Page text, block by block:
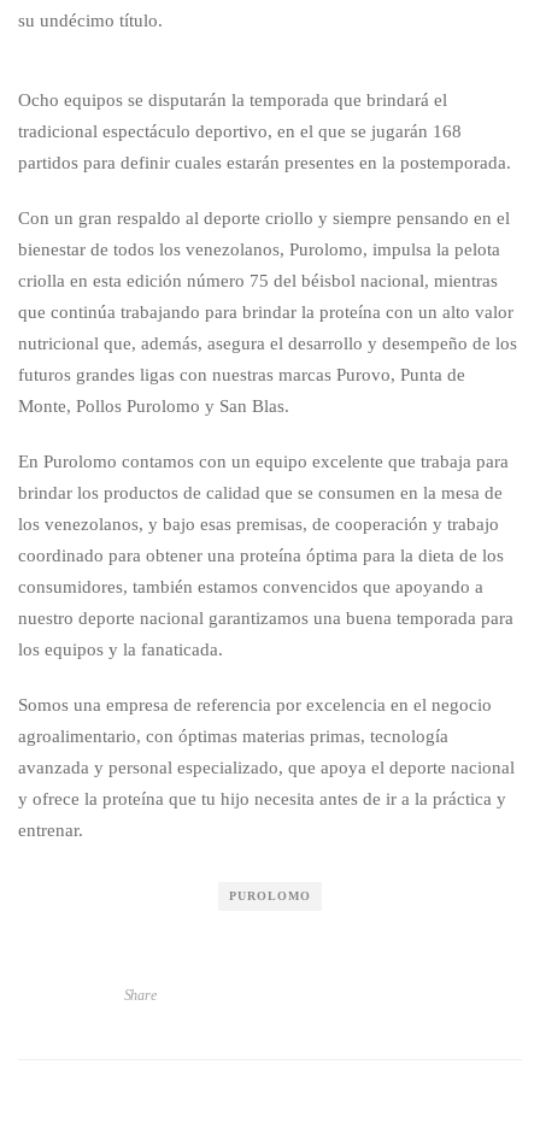
su undécimo título.
Ocho equipos se disputarán la temporada que brindará el
tradicional espectáculo deportivo, en el que se jugarán 168
partidos para definir cuales estarán presentes en la postemporada.
Con un gran respaldo al deporte criollo y siempre pensando en el
bienestar de todos los venezolanos, Purolomo, impulsa la pelota
criolla en esta edición número 75 del béisbol nacional, mientras
que continúa trabajando para brindar la proteína con un alto valor
nutricional que, además, asegura el desarrollo y desempeño de los
futuros grandes ligas con nuestras marcas Purovo, Punta de
Monte, Pollos Purolomo y San Blas.
En Purolomo contamos con un equipo excelente que trabaja para
brindar los productos de calidad que se consumen en la mesa de
los venezolanos, y bajo esas premisas, de cooperación y trabajo
coordinado para obtener una proteína óptima para la dieta de los
consumidores, también estamos convencidos que apoyando a
nuestro deporte nacional garantizamos una buena temporada para
los equipos y la fanaticada.
Somos una empresa de referencia por excelencia en el negocio
agroalimentario, con óptimas materias primas, tecnología
avanzada y personal especializado, que apoya el deporte nacional
y ofrece la proteína que tu hijo necesita antes de ir a la práctica y
entrenar.
PUROLOMO
Share